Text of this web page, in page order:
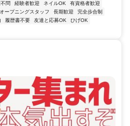
問 経験者歓迎 ネイルOK
有資格者歓迎
オープニングスタッフ 長期歓迎
完全歩合制
履歴書不要 友達と応募OK
ひげOK